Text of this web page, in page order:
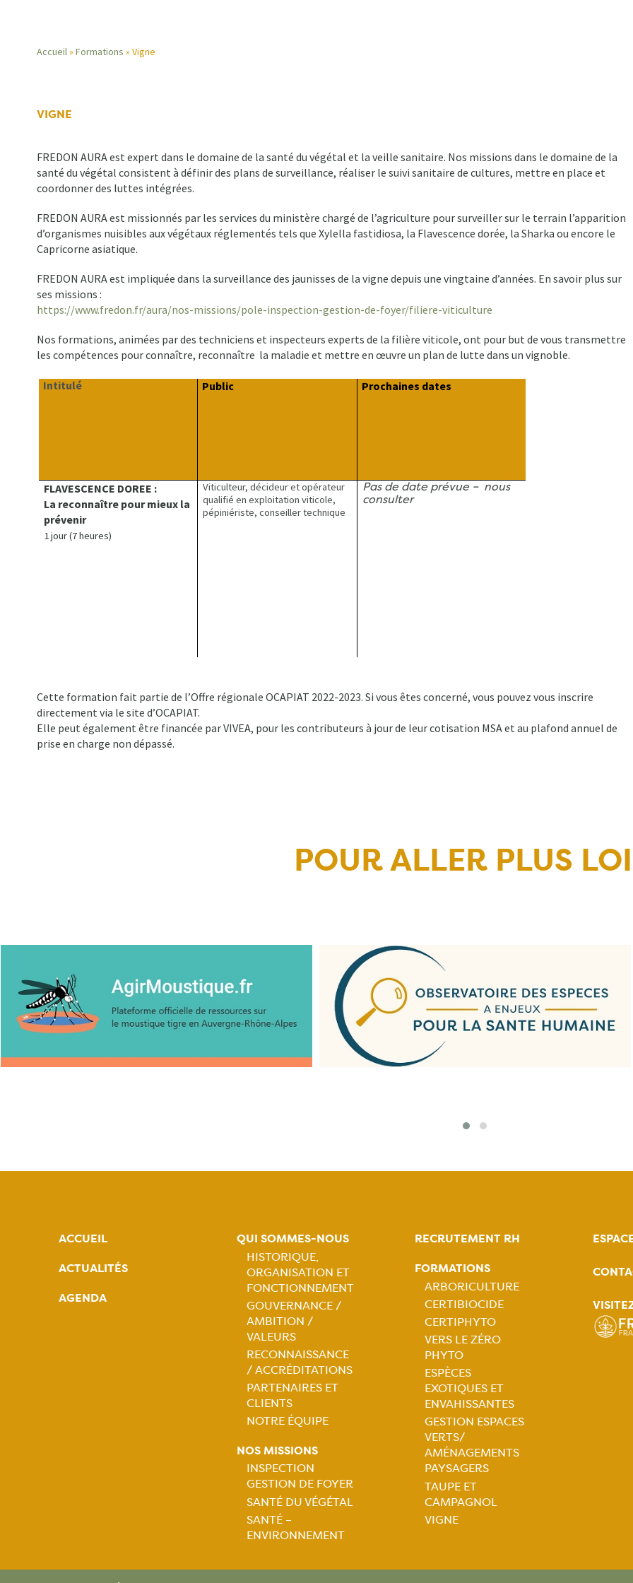
d'Ariane
Accueil Formations Vigne
VIGNE
FREDON AURA est expert dans le domaine de la santé du végétal et la veille sanitaire. Nos missions dans le domaine de la
santé du végétal consistent à définir des plans de surveillance, réaliser le suivi sanitaire de cultures, mettre en place et
coordonner des luttes intégrées.
FREDON AURA est missionnés par les services du ministère chargé de l’agriculture pour surveiller sur le terrain l’apparition
d’organismes nuisibles aux végétaux réglementés tels que Xylella fastidiosa, la Flavescence dorée, la Sharka ou encore le
Capricorne asiatique.
FREDON AURA est impliquée dans la surveillance des jaunisses de la vigne depuis une vingtaine d’années. En savoir plus sur
ses missions :
https://www.fredon.fr/aura/nos-missions/pole-inspection-gestion-de-foyer/filiere-viticulture
Nos formations, animées par des techniciens et inspecteurs experts de la filière viticole, ont pour but de vous transmettre
les compétences pour connaître, reconnaître la maladie et mettre en œuvre un plan de lutte dans un vignoble.
Intitulé Public Prochaines dates
FLAVESCENCE DOREE :
La reconnaître pour mieux la
prévenir
1 jour (7 heures)
Viticulteur, décideur et opérateur
qualifié en exploitation viticole,
pépiniériste, conseiller technique
Pas de date prévue – nous
consulter
Cette formation fait partie de l’Offre régionale OCAPIAT 2022-2023. Si vous êtes concerné, vous pouvez vous inscrire
directement via le site d’OCAPIAT.
Elle peut également être financée par VIVEA, pour les contributeurs à jour de leur cotisation MSA et au plafond annuel de
prise en charge non dépassé.
POUR ALLER PLUS
ACCUEIL
ACTUALITÉS
AGENDA
QUI SOMMES-NOUS
Navigation
principale
HISTORIQUE,
ORGANISATION ET
FONCTIONNEMENT
GOUVERNANCE /
AMBITION /
VALEURS
RECONNAISSANCE
/ ACCRÉDITATIONS
PARTENAIRES ET
CLIENTS
NOTRE ÉQUIPE
NOS MISSIONS
Navigation
principale
INSPECTION
GESTION DE FOYER
SANTÉ DU VÉGÉTAL
SANTÉ –
ENVIRONNEMENT
RECRUTEMENT RH
FORMATIONS
Navigation
principale
ARBORICULTURE
CERTIBIOCIDE
CERTIPHYTO
VERS LE ZÉRO
PHYTO
ESPÈCES
EXOTIQUES ET
ENVAHISSANTES
GESTION ESPACES
VERTS/
AMÉNAGEMENTS
PAYSAGERS
TAUPE ET
CAMPAGNOL
VIGNE